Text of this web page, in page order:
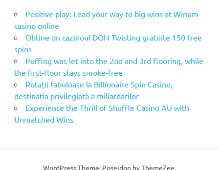
Positive play: Lead your way to big wins at Winum
casino online
Obtine on cazinoul DON Twisting gratuite 150 free
spins
Puffing was let into the 2nd and 3rd flooring, while
the first-floor stays smoke-free
Rotații fabuloase la Billionaire Spin Casino,
destinatia privilegiată a miliardarilor
Experience the Thrill of Shuffle Casino AU with
Unmatched Wins
WordPress Theme: Poseidon by ThemeZee.